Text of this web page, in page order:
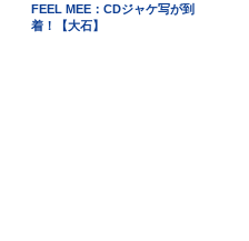
FEEL MEE：CDジャケ写が到
着！【大石】